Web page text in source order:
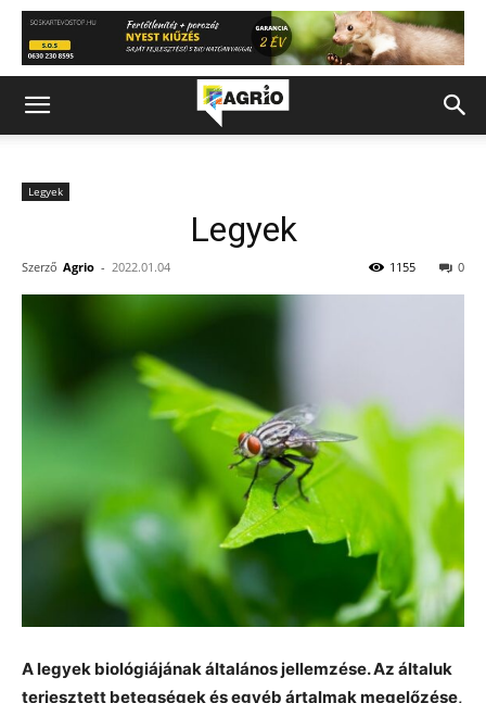
Legyek
Legyek
Szerző Agrio - 2022.01.04 0
1155
A legyek biológiájának általános jellemzése. Az általuk
terjesztett betegségek és egyéb ártalmak megelőzése,